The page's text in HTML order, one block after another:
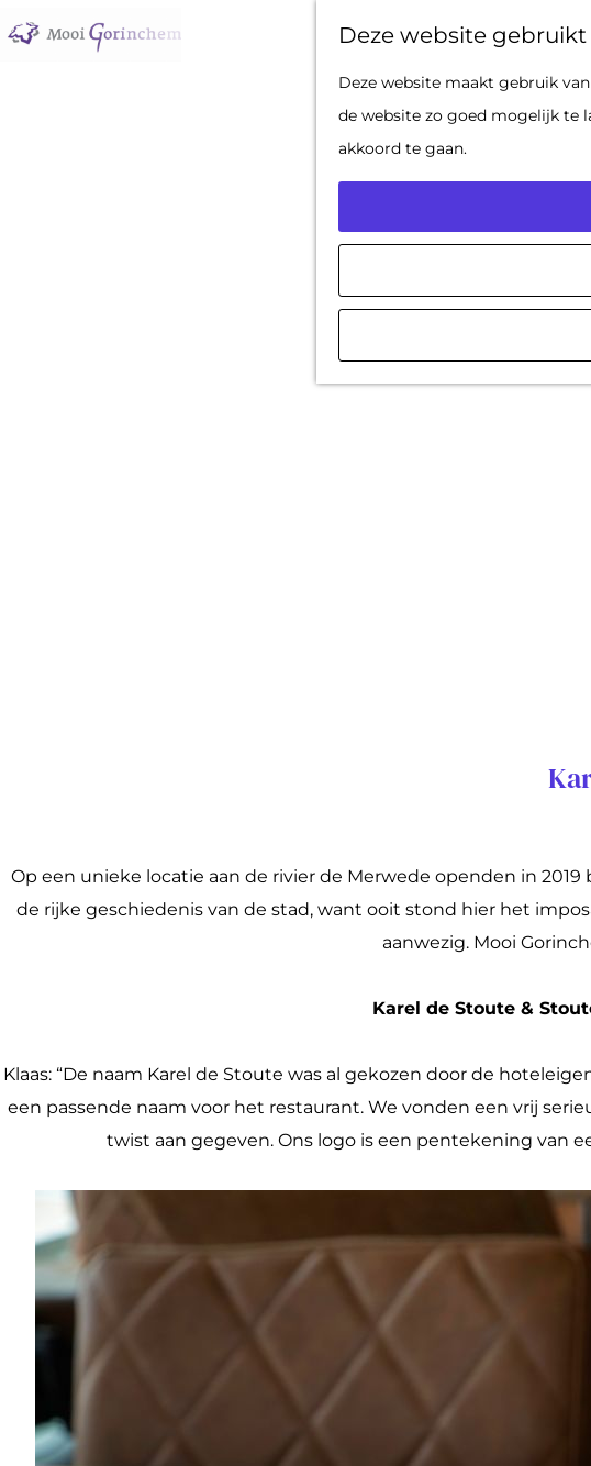
Deze website gebruikt
Deze website maakt gebruik
de website zo goed mogelijk te
akkoord te gaan.
Op een unieke locatie aan de rivier de Merwede openden in
de rijke geschiedenis van de stad, want ooit stond hier het
aanwezig. Mooi
Karel de Stoute &
Klaas: “De naam Karel de Stoute was al gekozen door de
een passende naam voor het restaurant. We vonden een vrij
twist aan gegeven. Ons logo is een pentekening van